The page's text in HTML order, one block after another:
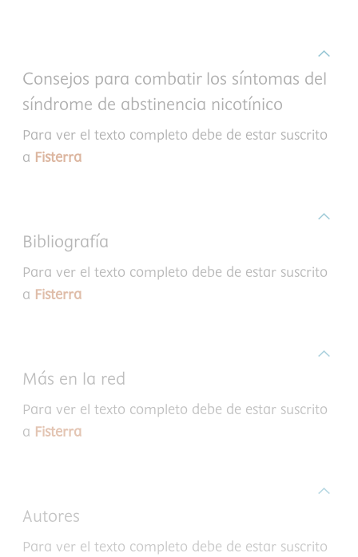
Consejos para combatir los síntomas del
síndrome de abstinencia nicotínico
Para ver el texto completo debe de estar suscrito
a Fisterra
Bibliografía
Para ver el texto completo debe de estar suscrito
a Fisterra
Más en la red
Para ver el texto completo debe de estar suscrito
a Fisterra
Autores
Para ver el texto completo debe de estar suscrito